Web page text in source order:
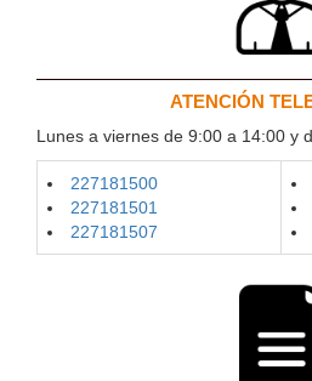
ATENCIÓN
Lunes a viernes de 9:00 a 14:00 y
227181500
227181501
227181507